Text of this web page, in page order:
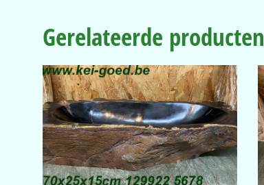
Gerelateerde producten